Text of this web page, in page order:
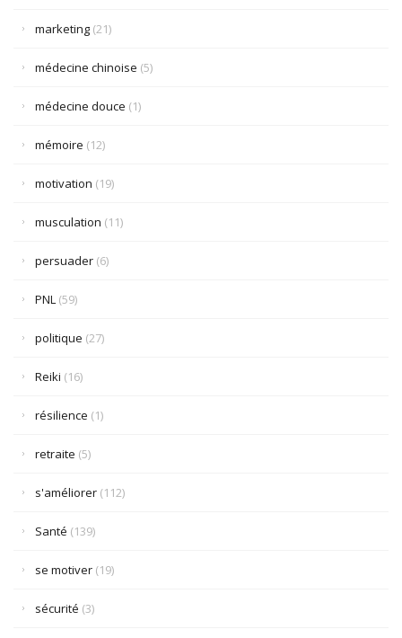
marketing (21)
médecine chinoise (5)
médecine douce (1)
mémoire (12)
motivation (19)
musculation (11)
persuader (6)
PNL (59)
politique (27)
Reiki (16)
résilience (1)
retraite (5)
s'améliorer (112)
Santé (139)
se motiver (19)
sécurité (3)